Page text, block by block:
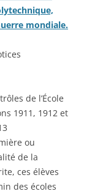
mondiale.
de l’École
1911, 1912 et
ou
de la
ces élèves
des écoles